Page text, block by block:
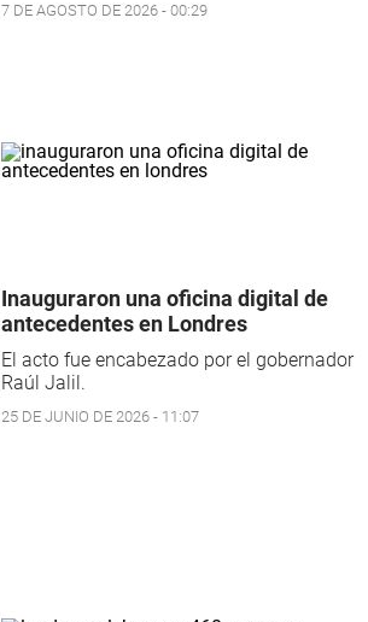
7 DE AGOSTO DE 2026 - 00:29
Inauguraron una oficina digital de
antecedentes en Londres
El acto fue encabezado por el gobernador
Raúl Jalil.
25 DE JUNIO DE 2026 - 11:07